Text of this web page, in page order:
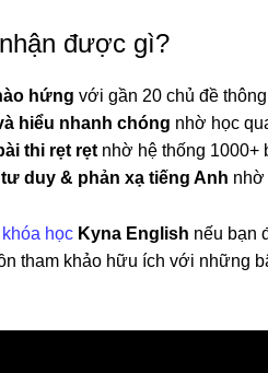
được gì?
hứng với gần 20 chủ đề
hiểu nhanh chóng nhờ học
thi rẹt rẹt nhờ hệ thống 1000+
duy & phản xạ tiếng Anh nhờ
học Kyna English nếu bạn
tham khảo hữu ích với những